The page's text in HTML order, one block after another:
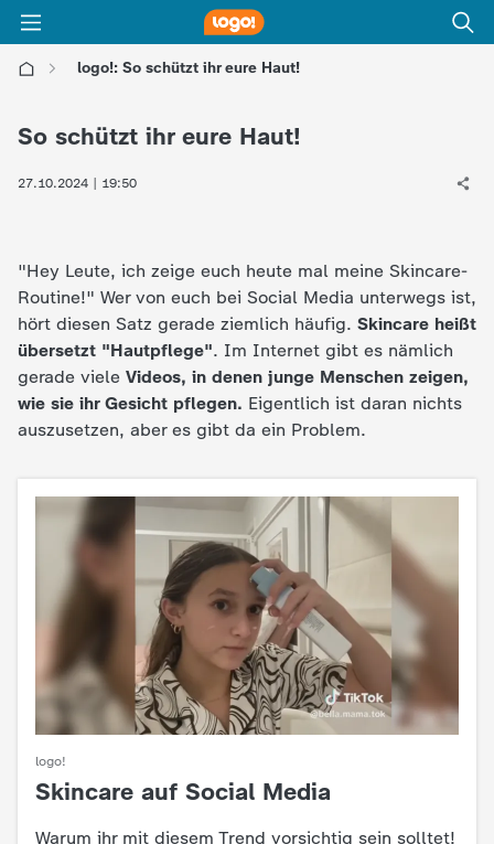
logo!: So schützt ihr eure Haut!
o
o
d
So schützt ihr eure Haut!
27.10.2024 | 19:50
"Hey Leute, ich zeige euch heute mal meine Skincare-
Routine!" Wer von euch bei Social Media unterwegs ist,
hört diesen Satz gerade ziemlich häufig. Skincare heißt
übersetzt "Hautpflege". Im Internet gibt es nämlich
gerade viele Videos, in denen junge Menschen zeigen,
wie sie ihr Gesicht pflegen. Eigentlich ist daran nichts
auszusetzen, aber es gibt da ein Problem.
logo!
:
Skincare auf Social Media
Warum ihr mit diesem Trend vorsichtig sein solltet!